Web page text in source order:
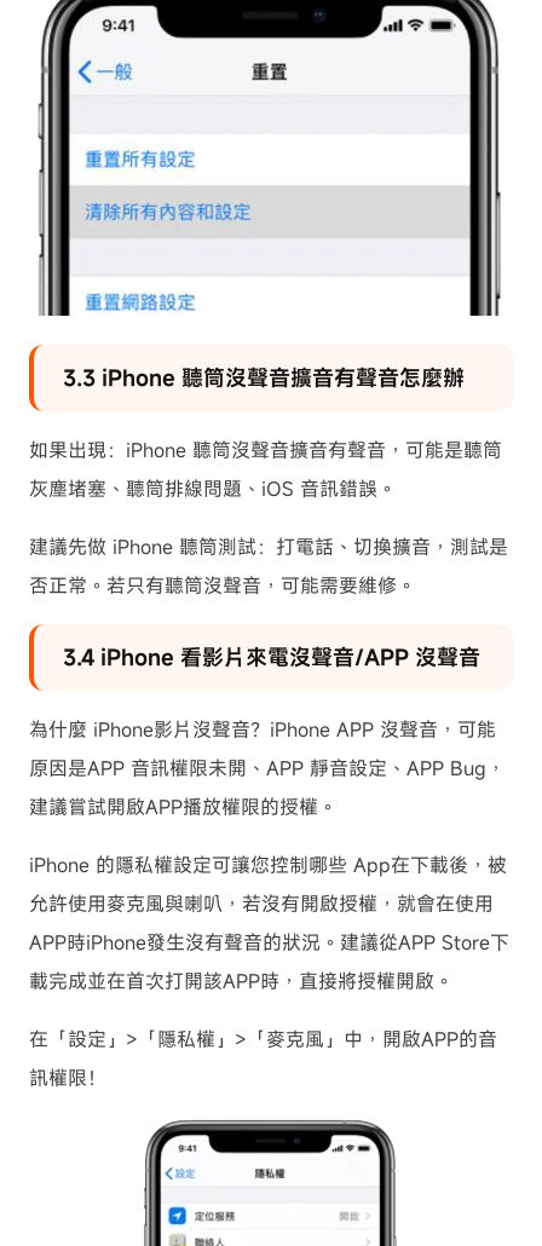
3.3 iPhone 聽筒沒聲音擴音有聲音怎麼辦
如果出現：iPhone 聽筒沒聲音擴音有聲音，可能是聽筒
灰塵堵塞、聽筒排線問題、iOS 音訊錯誤。
建議先做 iPhone 聽筒測試：打電話、切換擴音，測試是
否正常。若只有聽筒沒聲音，可能需要維修。
3.4 iPhone 看影片來電沒聲音/APP 沒聲音
為什麼 iPhone影片沒聲音？iPhone APP 沒聲音，可能
原因是APP 音訊權限未開、APP 靜音設定、APP Bug，
建議嘗試開啟APP播放權限的授權。
iPhone 的隱私權設定可讓您控制哪些 App在下載後，被
允許使用麥克風與喇叭，若沒有開啟授權，就會在使用
APP時iPhone發生沒有聲音的狀況。建議從APP Store下
載完成並在首次打開該APP時，直接將授權開啟。
在「設定」>「隱私權」>「麥克風」中，開啟APP的音
訊權限！